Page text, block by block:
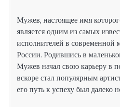
Мужев, настоящее имя
является одним из самых
исполнителей в современной
России. Родившись в
Мужев начал свою карьеру в
вскоре стал популярным
его путь к успеху был далеко